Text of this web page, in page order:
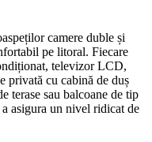
camere duble și
pe litoral. Fiecare
televizor LCD,
privată cu cabină de duș
terase sau balcoane de tip
asigura un nivel ridicat de